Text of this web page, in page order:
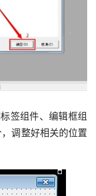
签组件、编辑框组
调整好相关的位置